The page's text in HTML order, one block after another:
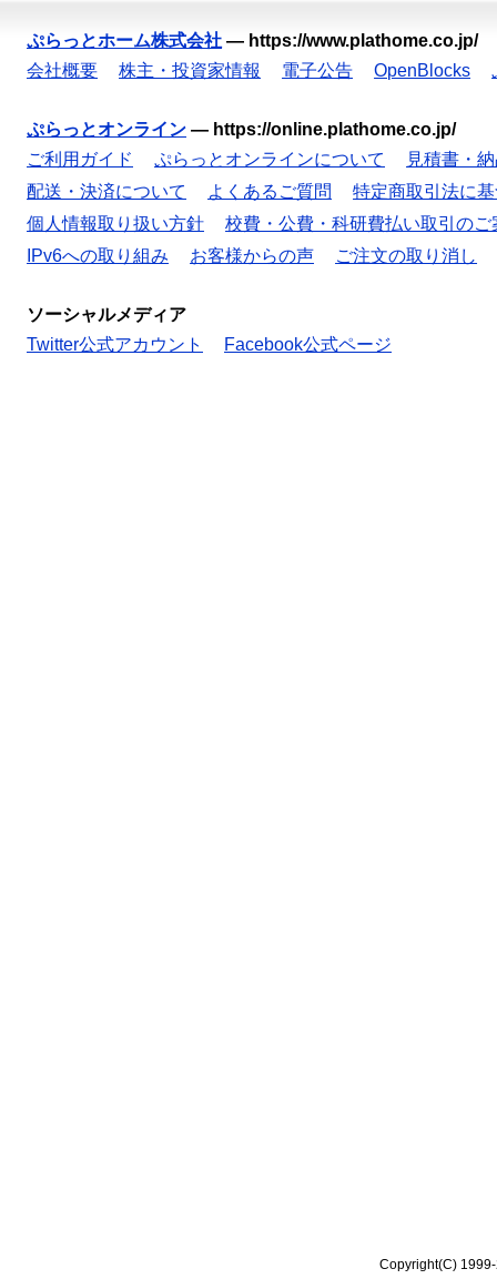
ぷらっとホーム株式会社 — https://www.plathome.co.jp/
会社概要
株主・投資家情報 電子公告 OpenBlocks
ぷらっとオンライン — https://online.plathome.co.jp/
ご利用ガイド
ぷらっとオンラインについて
見積書・
配送・決済について
よくあるご質問
特定商取引法に
個人情報取り扱い方針
校費・公費・科研費払い取引のご
IPv6への取り組み
お客様からの声 ご注文の取り消し
ソーシャルメディア
Twitter公式アカウント
Facebook公式ページ
Copyright(C)